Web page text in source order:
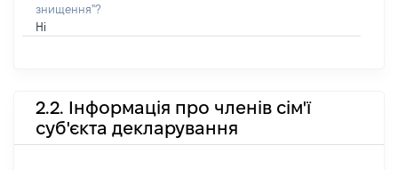
знищення"?
Ні
2.2. Інформація про членів сім'ї
суб'єкта декларування